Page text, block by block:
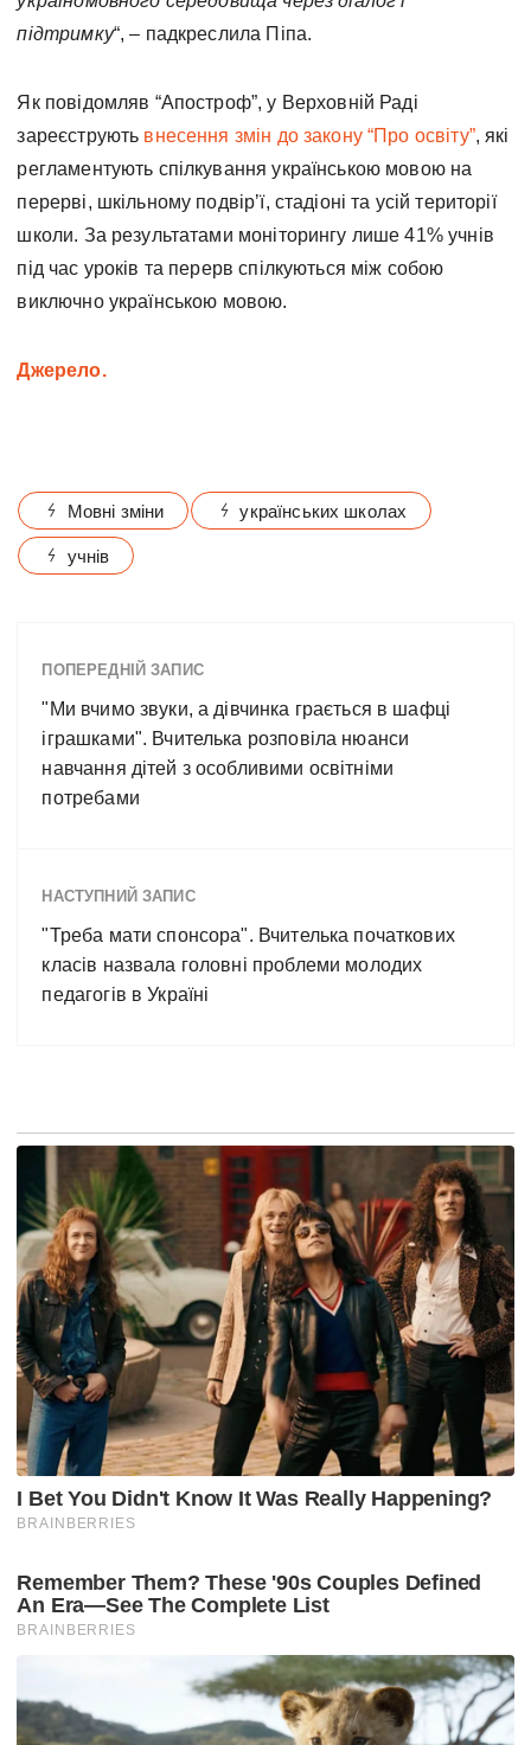
підтримку“, – падкреслила Піпа.
Як повідомляв “Апостроф”, у Верховній Раді
зареєструють внесення змін до закону “Про освіту”, які
регламентують спілкування українською мовою на
перерві, шкільному подвірʼї, стадіоні та усій території
школи. За результатами моніторингу лише 41% учнів
під час уроків та перерв спілкуються між собою
виключно українською мовою.
Джерело.
Мовні зміни українських школах
учнів
ПОПЕРЕДНІЙ ЗАПИС
"Ми вчимо звуки, а дівчинка грається в шафці
іграшками". Вчителька розповіла нюанси
навчання дітей з особливими освітніми
потребами
НАСТУПНИЙ ЗАПИС
"Треба мати спонсора". Вчителька початкових
класів назвала головні проблеми молодих
педагогів в Україні